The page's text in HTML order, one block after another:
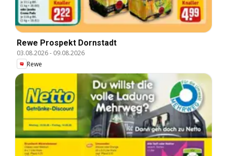
Rewe Prospekt Dornstadt
03.08.2026- 09.08.2026
Rewe